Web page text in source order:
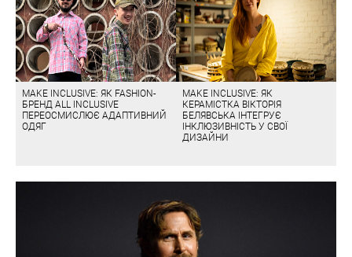
MAKE INCLUSIVE: ЯК FASHION-
БРЕНД ALL INCLUSIVE
ПЕРЕОСМИСЛЮЄ АДАПТИВНИЙ
ОДЯГ
MAKE INCLUSIVE: ЯК
КЕРАМІСТКА ВІКТОРІЯ
БЕЛЯВСЬКА ІНТЕГРУЄ
ІНКЛЮЗИВНІСТЬ У СВОЇ
ДИЗАЙНИ